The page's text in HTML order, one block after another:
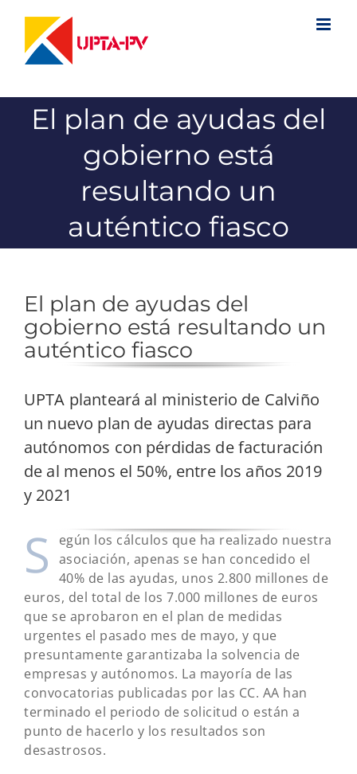
contenido
El plan de ayudas del
gobierno está
resultando un
auténtico fiasco
El plan de ayudas del
gobierno está resultando un
auténtico fiasco
UPTA planteará al ministerio de Calviño
un nuevo plan de ayudas directas para
autónomos con pérdidas de facturación
de al menos el 50%, entre los años 2019
y 2021
S
egún los cálculos que ha realizado nuestra
asociación, apenas se han concedido el
40% de las ayudas, unos 2.800 millones de
euros, del total de los 7.000 millones de euros
que se aprobaron en el plan de medidas
urgentes el pasado mes de mayo, y que
presuntamente garantizaba la solvencia de
empresas y autónomos. La mayoría de las
convocatorias publicadas por las CC. AA han
terminado el periodo de solicitud o están a
punto de hacerlo y los resultados son
desastrosos.